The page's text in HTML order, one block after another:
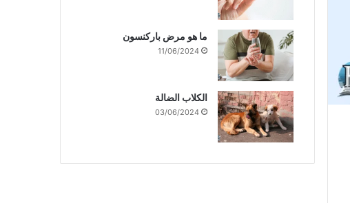
ما هو مرض باركنسون
11/06/2024
الكلاب الضالة
03/06/2024